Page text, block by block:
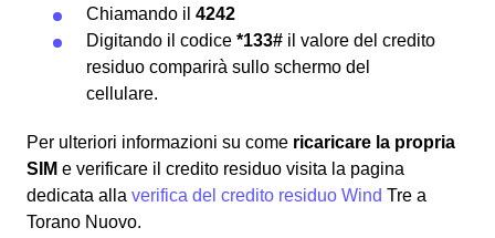
Chiamando il 4242
Digitando il codice *133# il valore del credito
residuo comparirà sullo schermo del
cellulare.
Per ulteriori informazioni su come ricaricare la propria
SIM e verificare il credito residuo visita la pagina
dedicata alla verifica del credito residuo Wind Tre a
Torano Nuovo.